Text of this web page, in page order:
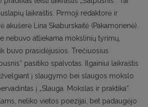
laikraštis. Pirmoji redaktorė ir
akušerė Lina Skaburskaitė (Pakamorienė).
nebuvo atliekama mokslinių tyrimų,
buvo prasidėjusios. Trečiuosius
pasitiko spalvotas. Ilgainiui laikraštis
į slaugymo bei slaugos mokslo
į „Slauga. Mokslas ir praktika“.
neliko vietos poezijai, bet padaugėjo